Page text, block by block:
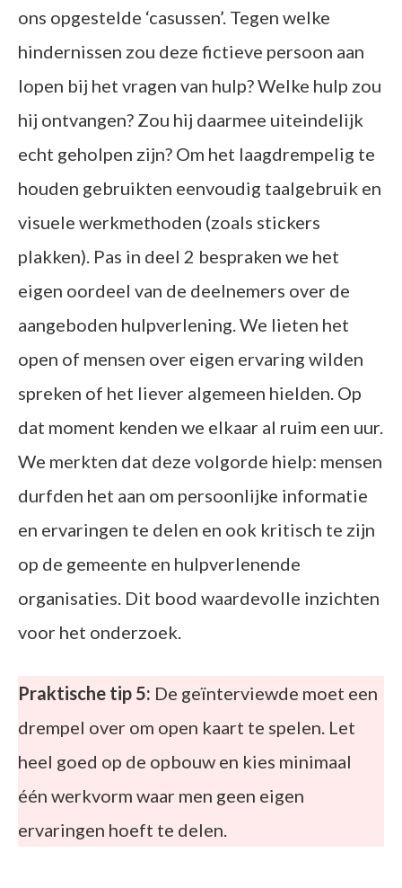
ons opgestelde ‘casussen’. Tegen welke
hindernissen zou deze fictieve persoon aan
lopen bij het vragen van hulp? Welke hulp zou
hij ontvangen? Zou hij daarmee uiteindelijk
echt geholpen zijn? Om het laagdrempelig te
houden gebruikten eenvoudig taalgebruik en
visuele werkmethoden (zoals stickers
plakken). Pas in deel 2 bespraken we het
eigen oordeel van de deelnemers over de
aangeboden hulpverlening. We lieten het
open of mensen over eigen ervaring wilden
spreken of het liever algemeen hielden. Op
dat moment kenden we elkaar al ruim een uur.
We merkten dat deze volgorde hielp: mensen
durfden het aan om persoonlijke informatie
en ervaringen te delen en ook kritisch te zijn
op de gemeente en hulpverlenende
organisaties. Dit bood waardevolle inzichten
voor het onderzoek.
Praktische tip 5: De geïnterviewde moet een
drempel over om open kaart te spelen. Let
heel goed op de opbouw en kies minimaal
één werkvorm waar men geen eigen
ervaringen hoeft te delen.